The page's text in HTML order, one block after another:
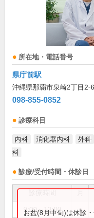
所在地・電話番号
県庁前駅
沖縄県那覇市泉崎2丁目2-6
098-855-0852
診療科目
内科 消化器内科 外科
科
診療/受付時間・休診日
9:00～13:00 ●
お盆(8月中旬)は休診